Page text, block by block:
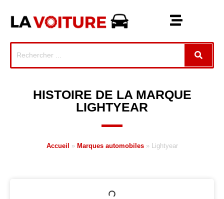
HISTOIRE DE LA MARQUE
LIGHTYEAR
Accueil » Marques automobiles » Lightyear